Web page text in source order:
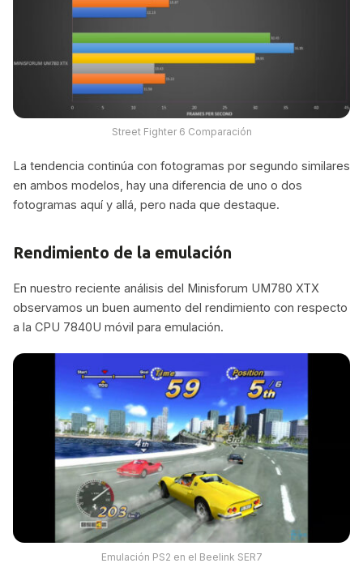
Street Fighter 6 Comparación
La tendencia continúa con fotogramas por segundo similares
en ambos modelos, hay una diferencia de uno o dos
fotogramas aquí y allá, pero nada que destaque.
Rendimiento de la emulación
En nuestro reciente análisis del Minisforum UM780 XTX
observamos un buen aumento del rendimiento con respecto
a la CPU 7840U móvil para emulación.
Emulación PS2 en el Beelink SER7